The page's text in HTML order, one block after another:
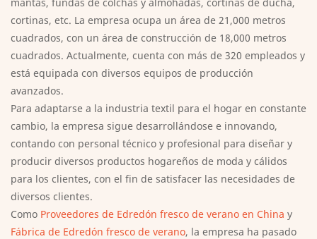
cortinas, etc. La empresa ocupa un área de 21,000 metros
cuadrados, con un área de construcción de 18,000 metros
cuadrados. Actualmente, cuenta con más de 320 empleados y
está equipada con diversos equipos de producción
avanzados.
Para adaptarse a la industria textil para el hogar en constante
cambio, la empresa sigue desarrollándose e innovando,
contando con personal técnico y profesional para diseñar y
producir diversos productos hogareños de moda y cálidos
para los clientes, con el fin de satisfacer las necesidades de
diversos clientes.
Como Proveedores de Edredón fresco de verano en China y
Fábrica de Edredón fresco de verano, la empresa ha pasado